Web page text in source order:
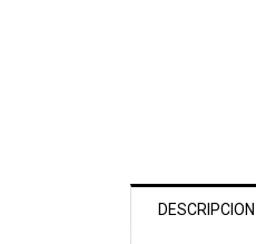
DESCRIPCION